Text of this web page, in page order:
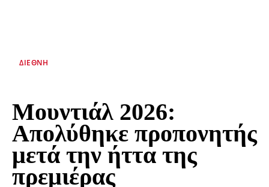
ΔΙΕΘΝΉ
Μουντιάλ 2026:
Απολύθηκε προπονητής
μετά την ήττα της
πρεμιέρας